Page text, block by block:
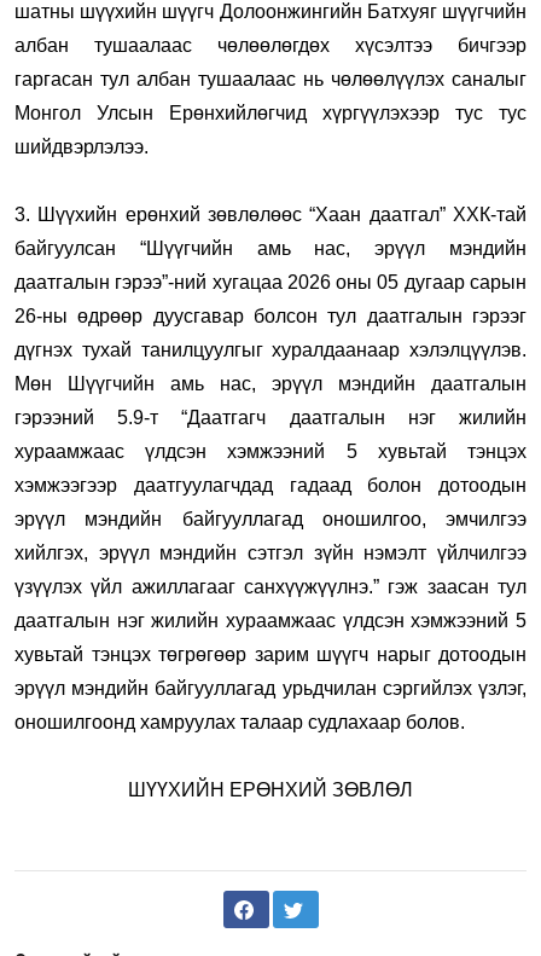
шатны шүүхийн шүүгч Долоонжингийн Батхуяг шүүгчийн
албан тушаалаас чөлөөлөгдөх хүсэлтээ бичгээр
гаргасан тул албан тушаалаас нь чөлөөлүүлэх саналыг
Монгол Улсын Ерөнхийлөгчид хүргүүлэхээр тус тус
шийдвэрлэлээ.
3. Шүүхийн ерөнхий зөвлөлөөс “Хаан даатгал” ХХК-тай
байгуулсан “Шүүгчийн амь нас, эрүүл мэндийн
даатгалын гэрээ”-ний хугацаа 2026 оны 05 дугаар сарын
26-ны өдрөөр дуусгавар болсон тул даатгалын гэрээг
дүгнэх тухай танилцуулгыг хуралдаанаар хэлэлцүүлэв.
Мөн Шүүгчийн амь нас, эрүүл мэндийн даатгалын
гэрээний 5.9-т “Даатгагч даатгалын нэг жилийн
хураамжаас үлдсэн хэмжээний 5 хувьтай тэнцэх
хэмжээгээр даатгуулагчдад гадаад болон дотоодын
эрүүл мэндийн байгууллагад оношилгоо, эмчилгээ
хийлгэх, эрүүл мэндийн сэтгэл зүйн нэмэлт үйлчилгээ
үзүүлэх үйл ажиллагааг санхүүжүүлнэ.” гэж заасан тул
даатгалын нэг жилийн хураамжаас үлдсэн хэмжээний 5
хувьтай тэнцэх төгрөгөөр зарим шүүгч нарыг дотоодын
эрүүл мэндийн байгууллагад урьдчилан сэргийлэх үзлэг,
оношилгоонд хамруулах талаар судлахаар болов.
ШҮҮХИЙН ЕРӨНХИЙ ЗӨВЛӨЛ